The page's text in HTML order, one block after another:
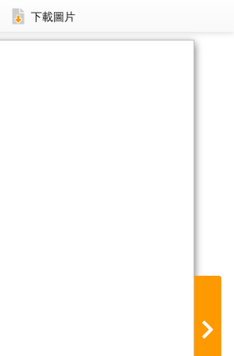
下載圖片